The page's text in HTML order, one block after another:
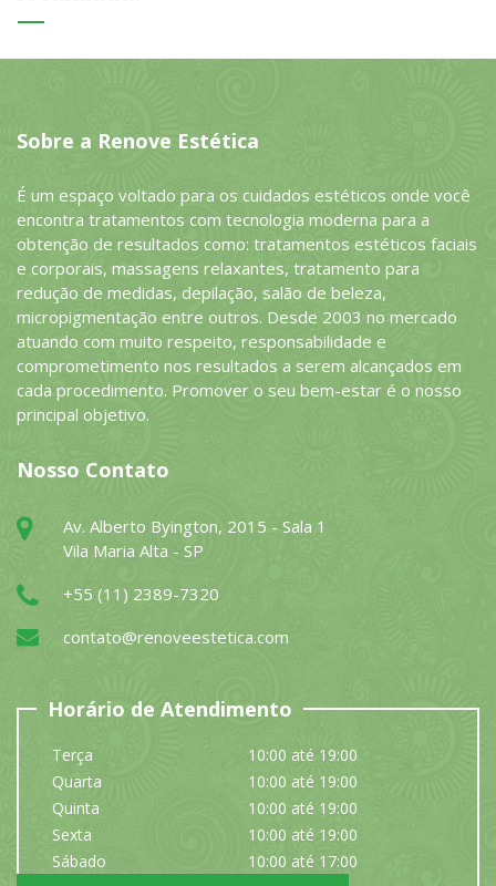
Sobre a Renove Estética
É um espaço voltado para os cuidados estéticos onde você
encontra tratamentos com tecnologia moderna para a
obtenção de resultados como: tratamentos estéticos faciais
e corporais, massagens relaxantes, tratamento para
redução de medidas, depilação, salão de beleza,
micropigmentação entre outros. Desde 2003 no mercado
atuando com muito respeito, responsabilidade e
comprometimento nos resultados a serem alcançados em
cada procedimento. Promover o seu bem-estar é o nosso
principal objetivo.
Nosso Contato
Av. Alberto Byington, 2015 - Sala 1
Vila Maria Alta - SP
+55 (11) 2389-7320
contato@renoveestetica.com
Horário de Atendimento
Terça
10:00 até 19:00
Quarta
10:00 até 19:00
Quinta
10:00 até 19:00
Sexta
10:00 até 19:00
Sábado
10:00 até 17:00